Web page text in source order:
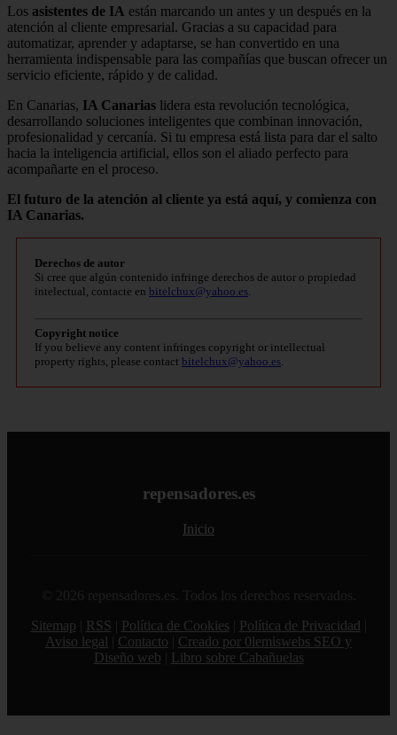
Los asistentes de IA están marcando un antes y un después en la
atención al cliente empresarial. Gracias a su capacidad para
automatizar, aprender y adaptarse, se han convertido en una
herramienta indispensable para las compañías que buscan ofrecer un
servicio eficiente, rápido y de calidad.
En Canarias, IA Canarias lidera esta revolución tecnológica,
desarrollando soluciones inteligentes que combinan innovación,
profesionalidad y cercanía. Si tu empresa está lista para dar el salto
hacia la inteligencia artificial, ellos son el aliado perfecto para
acompañarte en el proceso.
El futuro de la atención al cliente ya está aquí, y comienza con
IA Canarias.
Derechos de autor
Si cree que algún contenido infringe derechos de autor o propiedad
intelectual, contacte en bitelchux@yahoo.es
Copyright notice
If you believe any content infringes copyright or intellectual
property rights, please contact bitelchux@yahoo.es
repensadores.es
Inicio
© 2026 repensadores.es. Todos los derechos reservados.
Sitemap
RSS Política de Cookies Política de Privacidad
Aviso legal
Contacto
Creado por 0lemiswebs SEO y
Diseño web
Libro sobre Cabañuelas